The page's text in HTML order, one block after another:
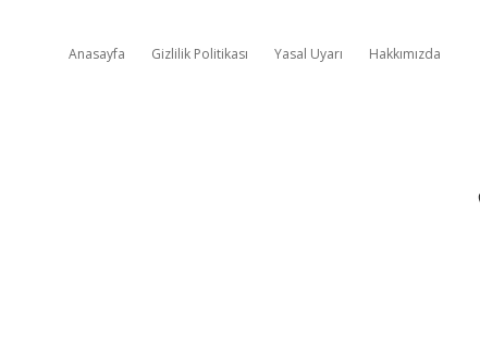
Anasayfa Gizlilik Politikası Yasal Uyarı Hakkımızda